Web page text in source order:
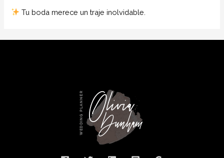
Tu boda merece un traje inolvidable.